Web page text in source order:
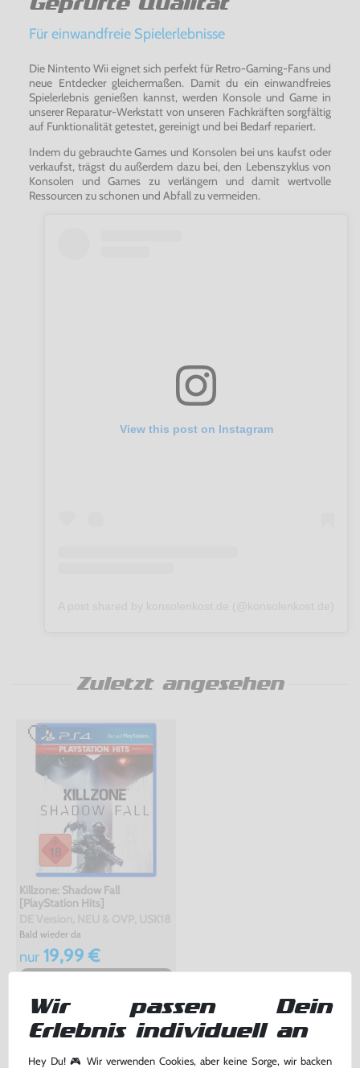
Geprüfte Qualität
Für einwandfreie Spielerlebnisse
Die Nintento Wii eignet sich perfekt für Retro-Gaming-Fans und
neue Entdecker gleichermaßen. Damit du ein einwandfreies
Spielerlebnis genießen kannst, werden Konsole und Game in
unserer Reparatur-Werkstatt von unseren Fachkräften sorgfältig
auf Funktionalität getestet, gereinigt und bei Bedarf repariert.
Indem du gebrauchte Games und Konsolen bei uns kaufst oder
verkaufst, trägst du außerdem dazu bei, den Lebenszyklus von
Konsolen und Games zu verlängern und damit wertvolle
Ressourcen zu schonen und Abfall zu vermeiden.
View this post on Instagram
Zuletzt angesehen
Killzone: Shadow Fall
[PlayStation Hits]
Bald wieder da
nur19,99 €
TOPSELLER
Wir passen Dein
Erlebnis individuell an
Hey Du! 🎮 Wir verwenden Cookies, aber keine Sorge, wir backen